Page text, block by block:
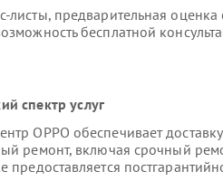
листы, предварительная оценка
бесплатной
спектр услуг
OPPO обеспечивает
ремонт, включая срочный
предоставляется